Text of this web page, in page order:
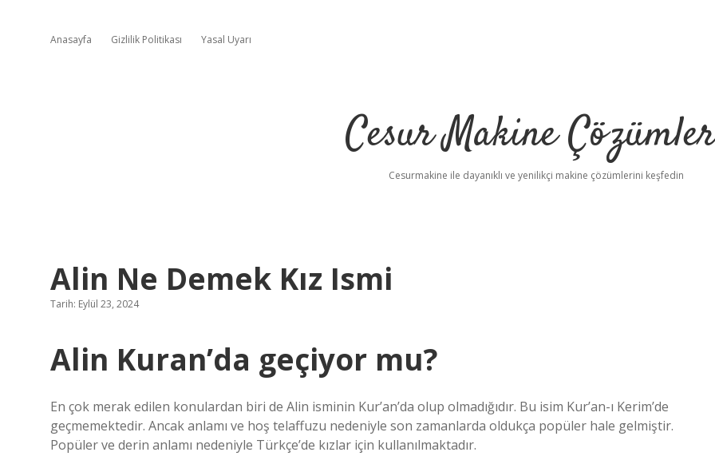
Anasayfa Gizlilik Politikası Yasal Uyarı
Cesur Makine
Cesurmakine ile dayanıklı ve yenilikçi makine çözümlerini keşfedin
Alin Ne Demek Kız Ismi
Tarih: Eylül 23, 2024
Alin Kuran’da geçiyor mu?
En çok merak edilen konulardan biri de Alin isminin Kur’an’da olup olmadığıdır. Bu isim Kur’an-ı Kerim’de
geçmemektedir. Ancak anlamı ve hoş telaffuzu nedeniyle son zamanlarda oldukça popüler hale gelmiştir.
Popüler ve derin anlamı nedeniyle Türkçe’de kızlar için kullanılmaktadır.